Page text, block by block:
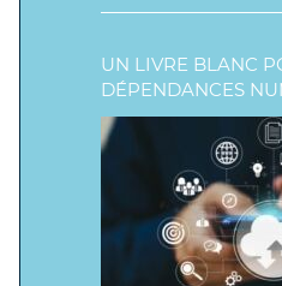
UN LIVRE BLANC
DÉPENDANCES